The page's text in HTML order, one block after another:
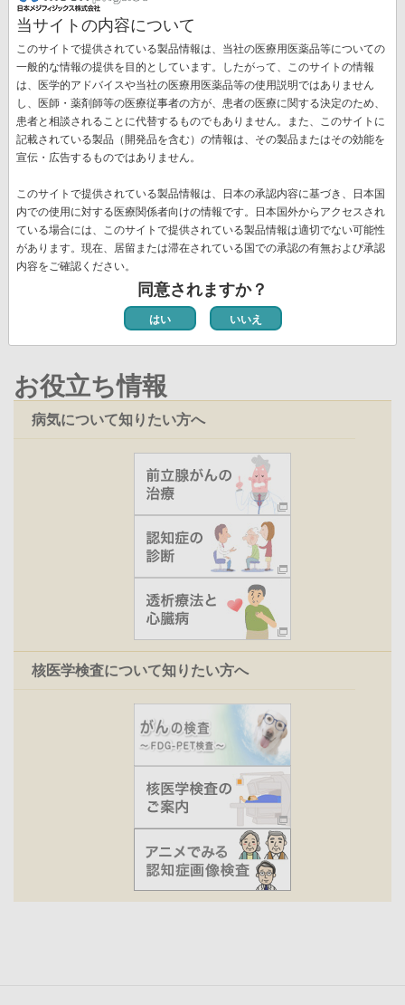
載(PDF)
2024年5月21日 お知らせ
「ビザミル静注」薬価基準収載のお知らせ (PDF)
2024年4月11日 プレスリリース
膵がんのイメージング剤として開発中の「NMK89」、世
界初の患者画像撮影を米国で発表(PDF)
ペ
ー
送
り
頭
ペ
ー
ジ
ペ
ー
ジ
ー
ジ
ー
ジ
ー
ジ
ー
ジ
レ
ン
ト
ペ
ー
ジ
ー
ジ
ペ
ー
ジ
8
ペ
ー
ジ
9
次
ペ
ー
ジ
››
最
終
ペ
ジ
最終 »
新着情報一覧
お役立ち情報
病気について知りたい方へ
核医学検査について知りたい方へ
当サイトの内容について
このサイトで提供されている製品情報は、当社の医療用医薬品等についての
一般的な情報の提供を目的としています。したがって、このサイトの情報
は、医学的アドバイスや当社の医療用医薬品等の使用説明ではありません
し、医師・薬剤師等の医療従事者の方が、患者の医療に関する決定のため、
患者と相談されることに代替するものでもありません。また、このサイトに
記載されている製品（開発品を含む）の情報は、その製品またはその効能を
宣伝・広告するものではありません。
このサイトで提供されている製品情報は、日本の承認内容に基づき、日本国
内での使用に対する医療関係者向けの情報です。日本国外からアクセスされ
ている場合には、このサイトで提供されている製品情報は適切でない可能性
があります。現在、居留または滞在されている国での承認の有無および承認
内容をご確認ください。
同意されますか？
はい いいえ